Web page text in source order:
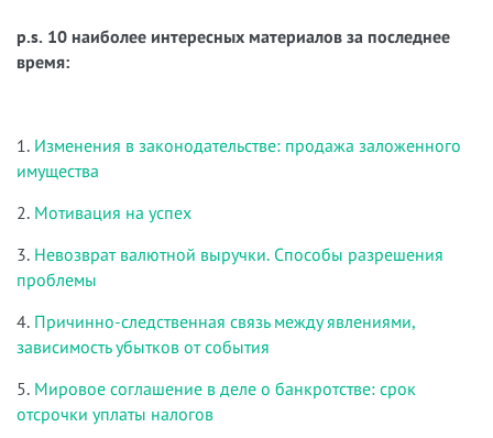
p.s. 10 наиболее интересных материалов за последнее
время:
1. Изменения в законодательстве: продажа заложенного
имущества
2. Мотивация на успех
3. Невозврат валютной выручки. Способы разрешения
проблемы
4. Причинно-следственная связь между явлениями,
зависимость убытков от события
5. Мировое соглашение в деле о банкротстве: срок
отсрочки уплаты налогов